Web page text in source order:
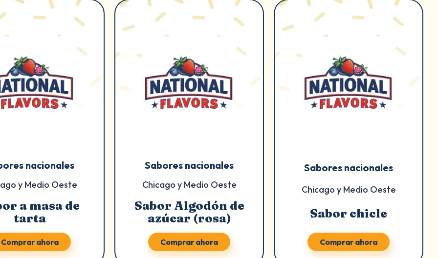
nacionales
y Medio Oeste
a masa de
tarta
Comprar ahora
Sabores nacionales
Chicago y Medio Oeste
Sabor Algodón de
azúcar (rosa)
Comprar ahora
Sabores nacionales
Chicago y Medio Oeste
Sabor chicle
Comprar ahora